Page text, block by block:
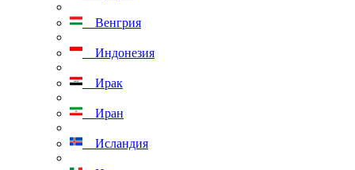
Венгрия
Индонезия
Ирак
Иран
Исландия